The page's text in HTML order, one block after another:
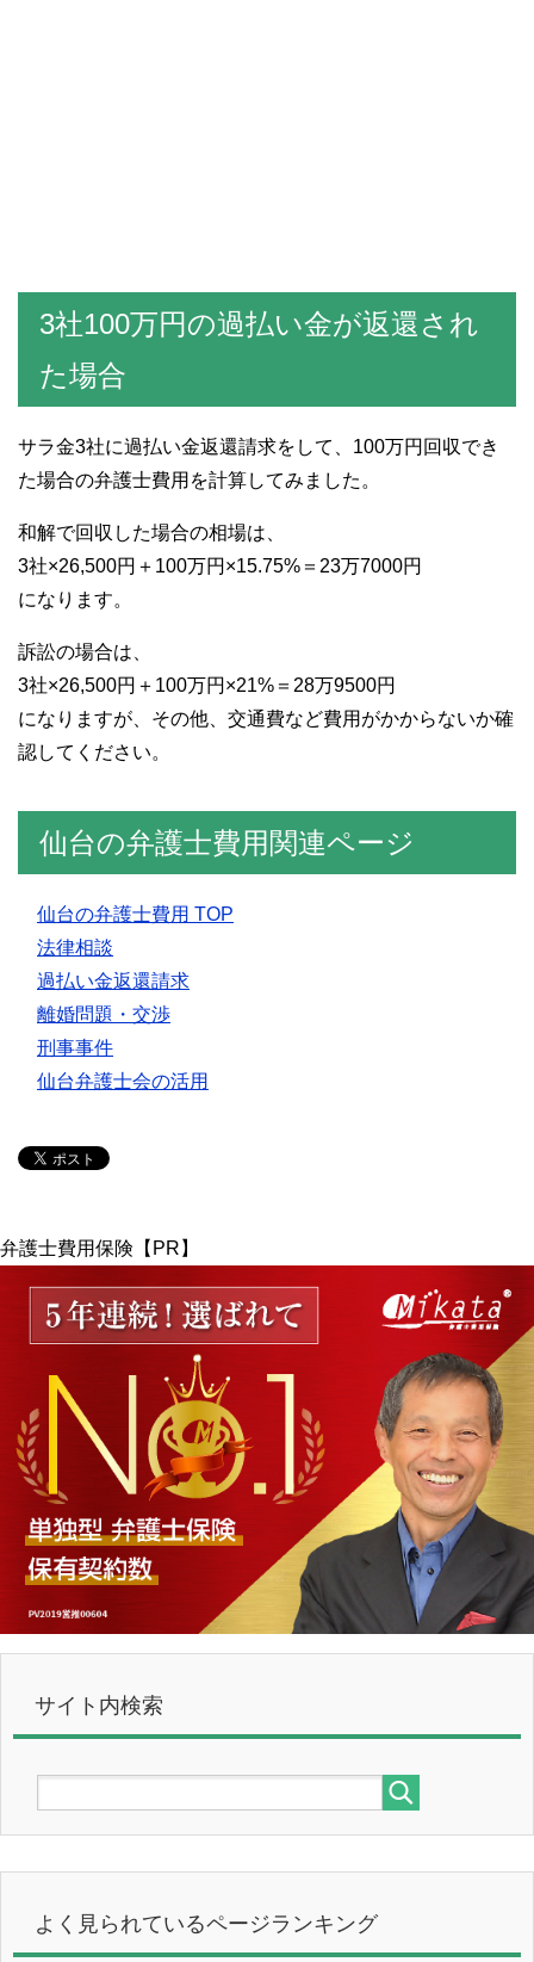
3社100万円の過払い金が返還され
た場合
サラ金3社に過払い金返還請求をして、100万円回収でき
た場合の弁護士費用を計算してみました。
和解で回収した場合の相場は、
3社×26,500円＋100万円×15.75%＝23万7000円
になります。
訴訟の場合は、
3社×26,500円＋100万円×21%＝28万9500円
になりますが、その他、交通費など費用がかからないか確
認してください。
仙台の弁護士費用関連ページ
仙台の弁護士費用 TOP
法律相談
過払い金返還請求
離婚問題・交渉
刑事事件
仙台弁護士会の活用
弁護士費用保険【PR】
サイト内検索
よく見られているページランキング